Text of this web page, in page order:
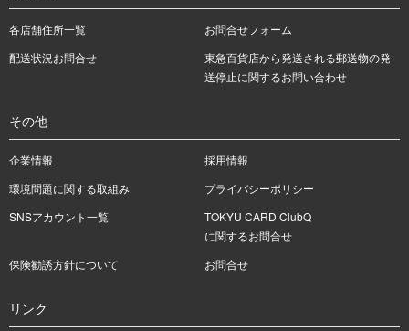
各店舗住所一覧
お問合せフォーム
配送状況お問合せ
東急百貨店から発送される郵送物の発
送停止に関するお問い合わせ
その他
企業情報
採用情報
環境問題に関する取組み
プライバシーポリシー
SNSアカウント一覧
TOKYU CARD ClubQ
に関するお問合せ
保険勧誘方針について
お問合せ
リンク